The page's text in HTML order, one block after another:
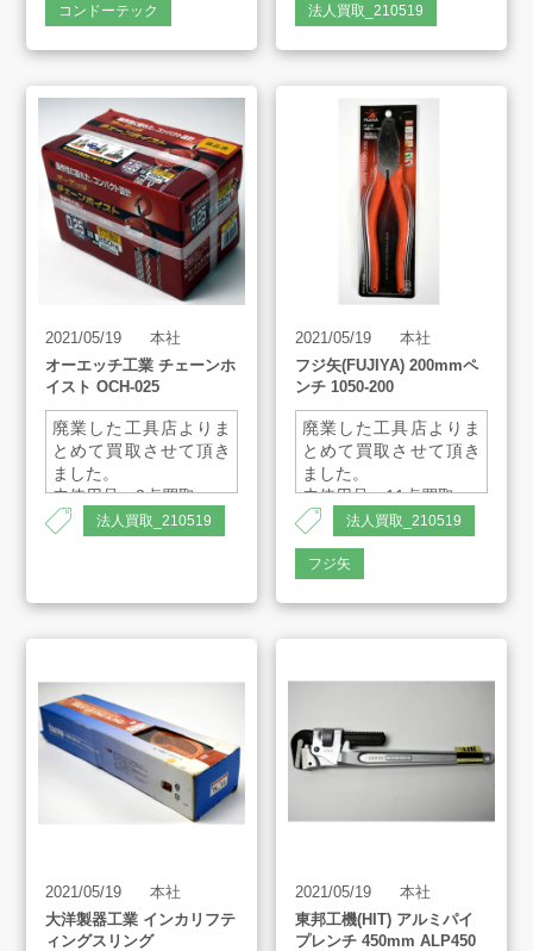
AMESYO MAGAGINE
アート工芸事業部/アメプリ！
お問合せ
プライバシーポリシー
古物営業法に基づく表示
サイトマップ
・幅50mm×長さ4ｍ
コンドーテック
ンダ用
105D×1.6T×1.2E×20H
法人買取_210519
2021/05/19
本社
オーエッチ工業 チェーンホ
イスト OCH-025
廃業した工具店よりま
とめて買取させて頂き
ました。
未使用品 3点買取
定格荷重：0.25t
法人買取_210519
2021/05/19
本社
フジ矢(FUJIYA) 200mmペ
ンチ 1050-200
廃業した工具店よりま
とめて買取させて頂き
ました。
未使用品 11点買取
法人買取_210519
フジ矢
2021/05/19
本社
大洋製器工業 インカリフテ
ィングスリング
2021/05/19
本社
東邦工機(HIT) アルミパイ
プレンチ 450mm ALP450